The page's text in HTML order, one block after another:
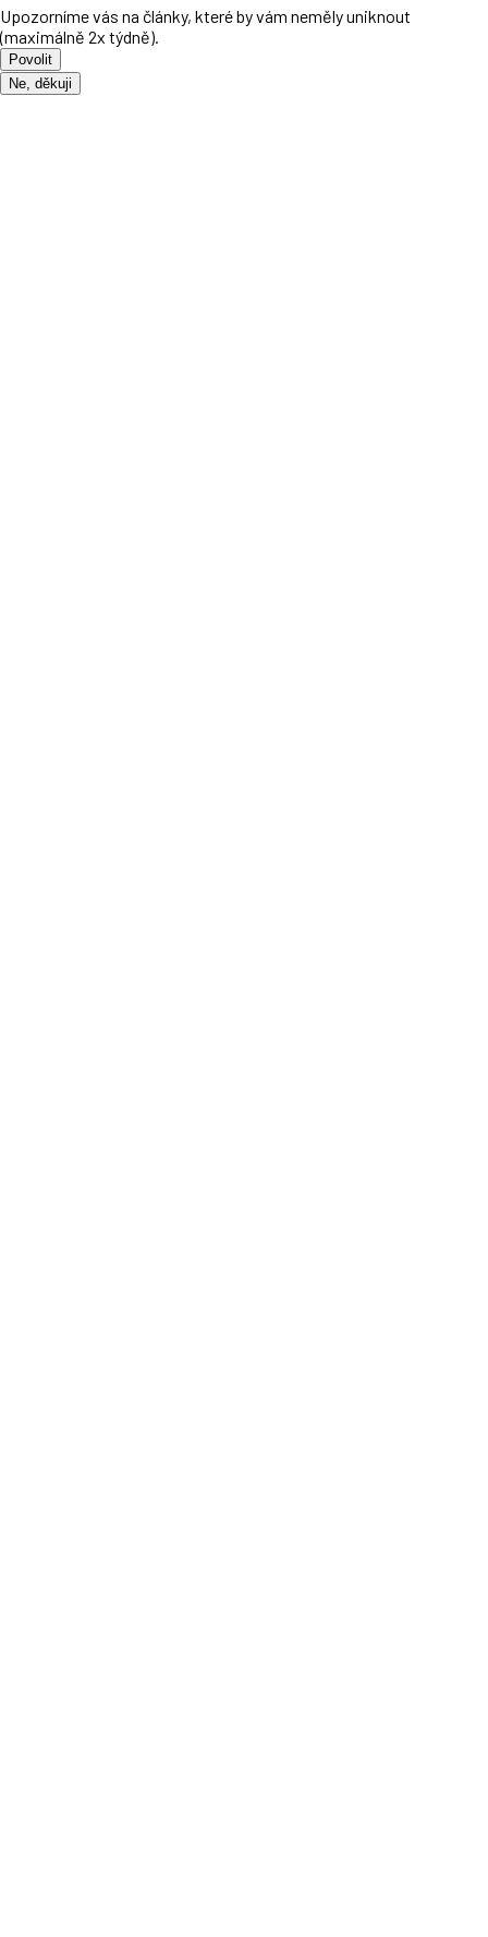
Upozorníme vás na články, které by vám neměly uniknout
(maximálně 2x týdně).
Povolit
Ne, děkuji